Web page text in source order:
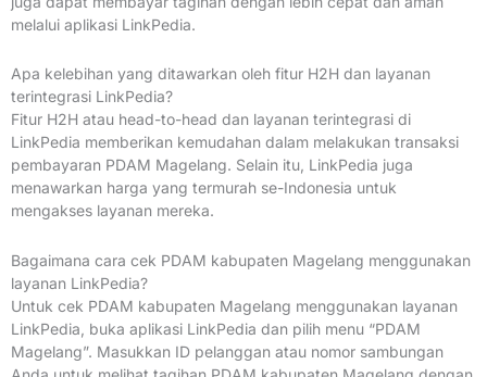
melalui aplikasi LinkPedia.
Apa kelebihan yang ditawarkan oleh fitur H2H dan layanan
terintegrasi LinkPedia?
Fitur H2H atau head-to-head dan layanan terintegrasi di
LinkPedia memberikan kemudahan dalam melakukan transaksi
pembayaran PDAM Magelang. Selain itu, LinkPedia juga
menawarkan harga yang termurah se-Indonesia untuk
mengakses layanan mereka.
Bagaimana cara cek PDAM kabupaten Magelang menggunakan
layanan LinkPedia?
Untuk cek PDAM kabupaten Magelang menggunakan layanan
LinkPedia, buka aplikasi LinkPedia dan pilih menu “PDAM
Magelang”. Masukkan ID pelanggan atau nomor sambungan